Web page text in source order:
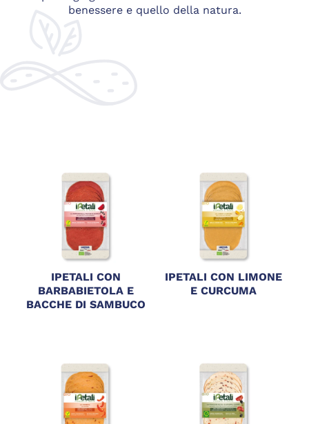
benessere e quello della natura.
IPETALI CON
BARBABIETOLA E
BACCHE DI SAMBUCO
IPETALI CON LIMONE
E CURCUMA